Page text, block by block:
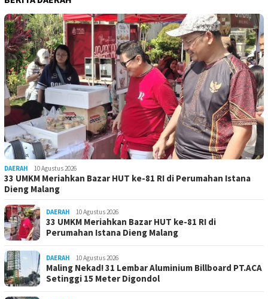
DAERAH 10 Agustus 2026
33 UMKM Meriahkan Bazar HUT ke-81 RI di Perumahan Istana
Dieng Malang
DAERAH 10 Agustus 2026
33 UMKM Meriahkan Bazar HUT ke-81 RI di
Perumahan Istana Dieng Malang
DAERAH 10 Agustus 2026
Maling Nekad! 31 Lembar Aluminium Billboard PT.ACA
Setinggi 15 Meter Digondol